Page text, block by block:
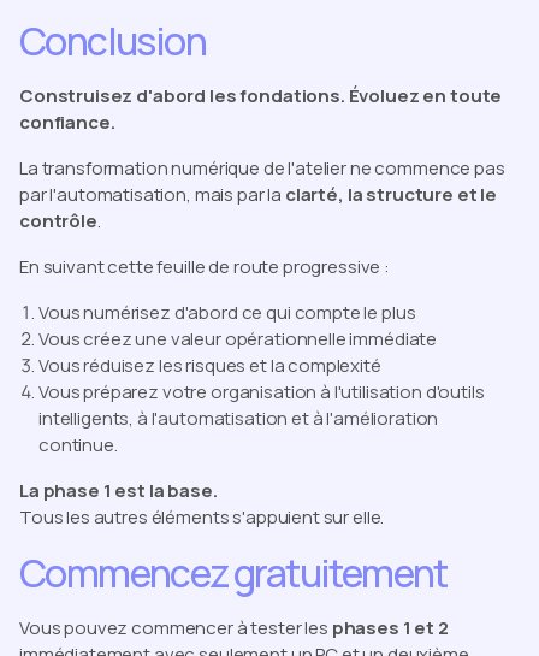
Conclusion
Construisez d'abord les fondations. Évoluez en toute
confiance.
La transformation numérique de l'atelier ne commence pas
par l'automatisation, mais par la clarté, la structure et le
contrôle.
En suivant cette feuille de route progressive :
Vous numérisez d'abord ce qui compte le plus
Vous créez une valeur opérationnelle immédiate
Vous réduisez les risques et la complexité
Vous préparez votre organisation à l'utilisation d'outils
intelligents, à l'automatisation et à l'amélioration
continue.
La phase 1 est la base.
Tous les autres éléments s'appuient sur elle.
Commencez gratuitement
Vous pouvez commencer à tester les phases 1 et 2